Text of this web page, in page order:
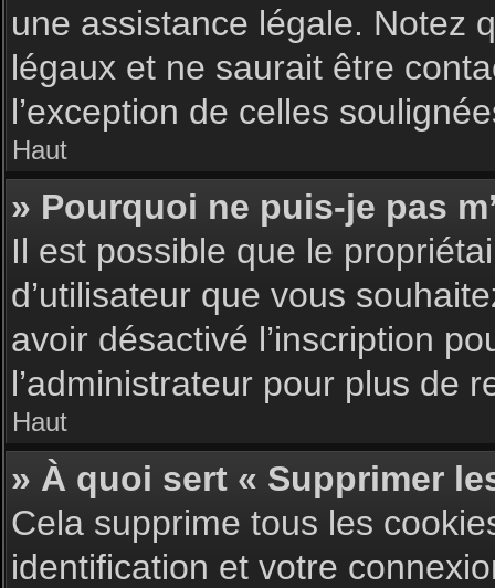
une assistance légale. Notez
légaux et ne saurait être
l’exception de celles
Haut
» Pourquoi ne puis-je pas
Il est possible que le
d’utilisateur que vous
avoir désactivé l’inscription
l’administrateur pour plus de
Haut
» À quoi sert « Supprimer
Cela supprime tous les
identification et votre